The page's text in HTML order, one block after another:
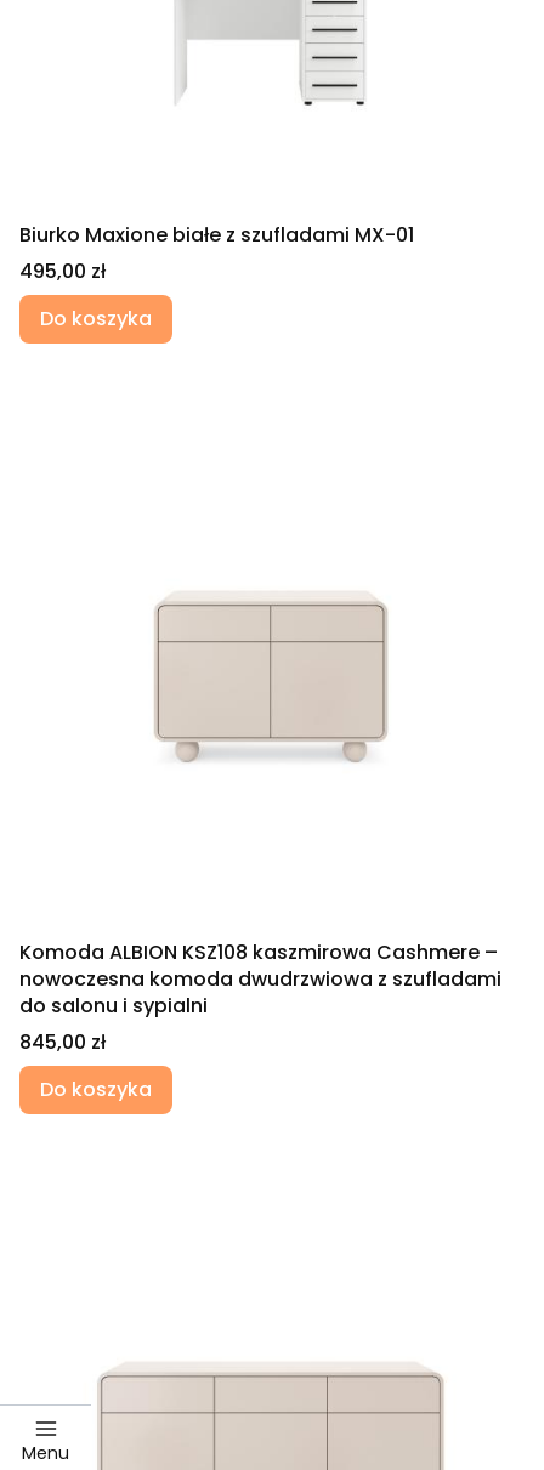
Biurko Maxione białe z szufladami MX-01
Cena
495,00 zł
Do koszyka
Komoda ALBION KSZ108 kaszmirowa Cashmere –
nowoczesna komoda dwudrzwiowa z szufladami
do salonu i sypialni
Cena
845,00 zł
Do koszyka
Menu